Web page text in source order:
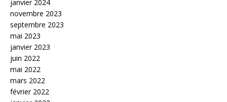
janvier 2024
novembre 2023
septembre 2023
mai 2023
janvier 2023
juin 2022
mai 2022
mars 2022
février 2022